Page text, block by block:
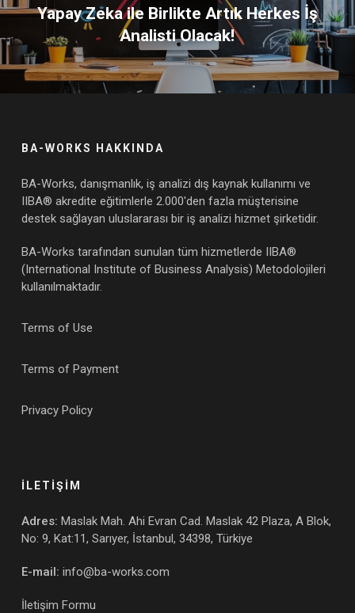
Yapay Zeka ile Birlikte Artık Herkes İş
Analisti Olacak!
BA-WORKS HAKKINDA
BA-Works, danışmanlık, iş analizi dış kaynak kullanımı ve
IIBA® akredite eğitimlerle 2.000'den fazla müşterisine
destek sağlayan uluslararası bir iş analizi hizmet şirketidir.
BA-Works tarafından sunulan tüm hizmetlerde IIBA®
(International Institute of Business Analysis) Metodolojileri
kullanılmaktadır.
Terms of Use
Terms of Payment
Privacy Policy
İLETİŞİM
Adres: Maslak Mah. Ahi Evran Cad. Maslak 42 Plaza, A Blok,
No: 9, Kat:11, Sarıyer, İstanbul, 34398, Türkiye
E-mail: info@ba-works.com
İletişim Formu